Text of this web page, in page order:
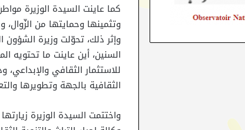
كما عاينت السيدة الوزيرة
وتثمينها وحمايتها من
وإثر ذلك، تحوّلت وزيرة
السنين، أين عاينت ما
للاستثمار الثقافي
الثقافية بالجهة وتطويرها
واختتمت السيدة الوزيرة